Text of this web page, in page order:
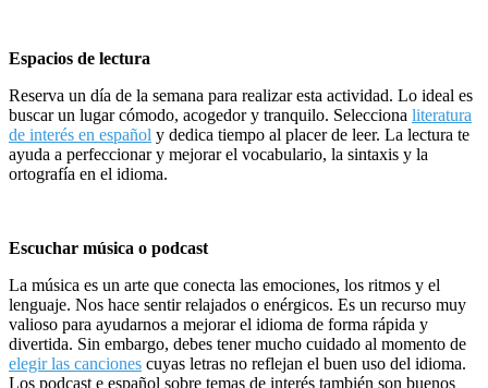
Espacios de lectura
Reserva un día de la semana para realizar esta actividad. Lo ideal es
buscar un lugar cómodo, acogedor y tranquilo. Selecciona literatura
de interés en español y dedica tiempo al placer de leer. La lectura te
ayuda a perfeccionar y mejorar el vocabulario, la sintaxis y la
ortografía en el idioma.
Escuchar música o podcast
La música es un arte que conecta las emociones, los ritmos y el
lenguaje. Nos hace sentir relajados o enérgicos. Es un recurso muy
valioso para ayudarnos a mejorar el idioma de forma rápida y
divertida. Sin embargo, debes tener mucho cuidado al momento de
elegir las canciones cuyas letras no reflejan el buen uso del idioma.
Los podcast e español sobre temas de interés también son buenos